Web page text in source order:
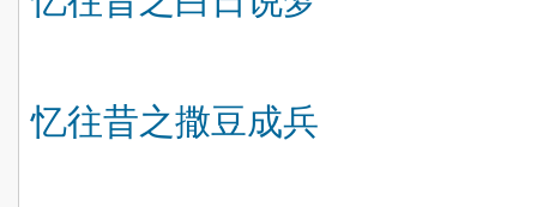
忆往昔之撒豆成兵